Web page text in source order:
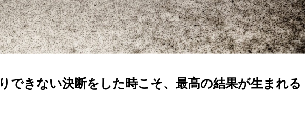
できない決断をした時こそ、最高の結果が生まれる